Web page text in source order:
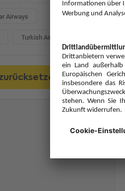
Airways
Turkish Airlines